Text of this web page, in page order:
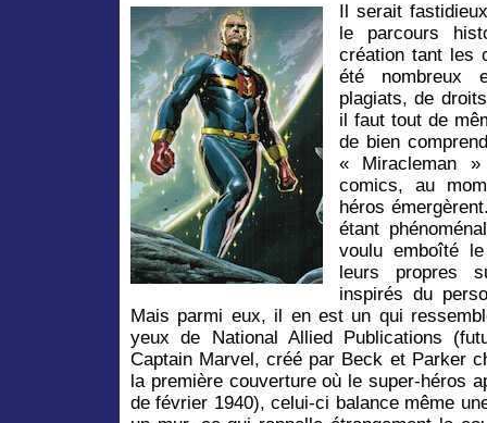
Il serait
le parcours
création tant les
été nombreux
plagiats, de
il faut tout de
de bien
« Miracleman »
comics, au
héros
étant
voulu emboîté
leurs propres
inspirés du
Mais parmi eux, il en est un qui
yeux de National Allied Publications
Captain Marvel, créé par Beck et Parker
la première couverture où le super-héros
de février 1940), celui-ci balance même